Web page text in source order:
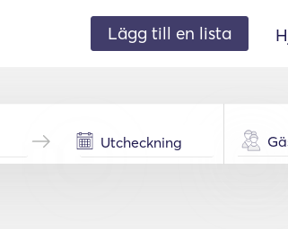
Lägg till en lista